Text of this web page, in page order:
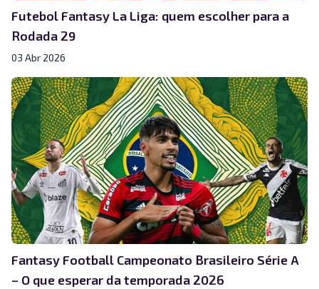
Futebol Fantasy La Liga: quem escolher para a
Rodada 29
03 Abr 2026
Fantasy Football Campeonato Brasileiro Série A
– O que esperar da temporada 2026